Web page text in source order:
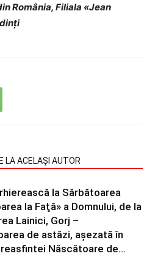
România, Filiala «Jean
LA ACELAȘI AUTOR
la Sărbătoarea
la Faţă» a Domnului, de la
Lainici, Gorj –
de astăzi, aşezată în
Născătoare de...